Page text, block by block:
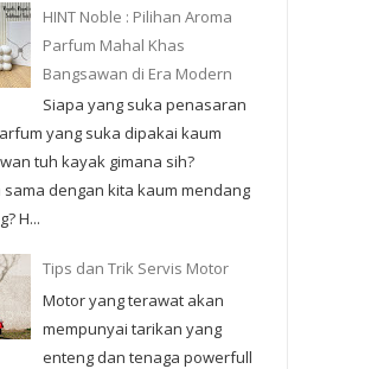
HINT Noble : Pilihan Aroma
Parfum Mahal Khas
Bangsawan di Era Modern
Siapa yang suka penasaran
yang suka dipakai kaum
tuh kayak gimana sih?
sama dengan kita kaum mendang
H...
Tips dan Trik Servis Motor
Motor yang terawat akan
mempunyai tarikan yang
enteng dan tenaga powerfull